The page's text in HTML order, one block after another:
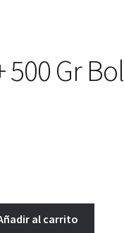
500 Gr
al carrito